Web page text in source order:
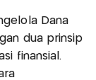
Dana
dua prinsip
finansial.